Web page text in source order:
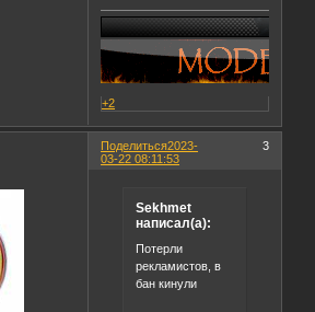
+2
Поделиться 3
2023-
03-22 08:11:53
Sekhmet
написал(а):
Потерли
рекламистов, в
бан кинули